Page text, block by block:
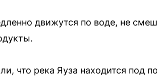
движутся по воде, не
что река Яуза находится под